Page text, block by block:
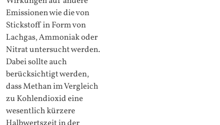
Emissionen wie die von
Stickstoff in Form von
Lachgas, Ammoniak oder
Nitrat untersucht werden.
Dabei sollte auch
berücksichtigt werden,
dass Methan im Vergleich
zu Kohlendioxid eine
wesentlich kürzere